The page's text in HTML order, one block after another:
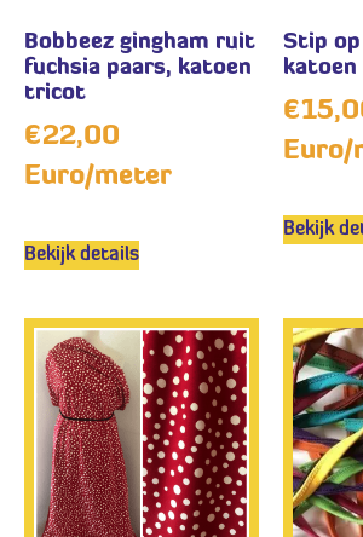
Bobbeez gingham ruit
fuchsia paars, katoen
tricot
€22,00
Euro/meter
Bekijk details
Stip op
€
Euro/
Bekijk